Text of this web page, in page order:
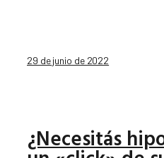
29 de junio de 2022
¿Necesitás